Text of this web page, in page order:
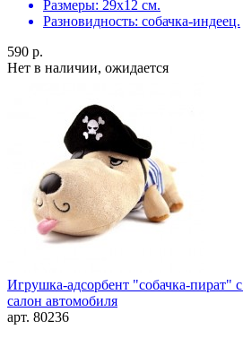
Размеры: 29х12 см.
Разновидность: собачка-индеец.
590 р.
Нет в наличии, ожидается
Игрушка-адсорбент "собачка-пират"
салон автомобиля
арт. 80236